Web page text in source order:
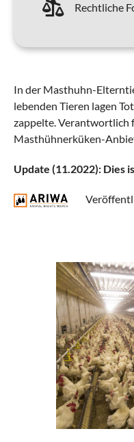
Rechtliche
In der Masthuhn-
lebenden Tieren lagen
zappelte. Verantwortlich
Masthühnerküken-
Update (11.2022): Dies